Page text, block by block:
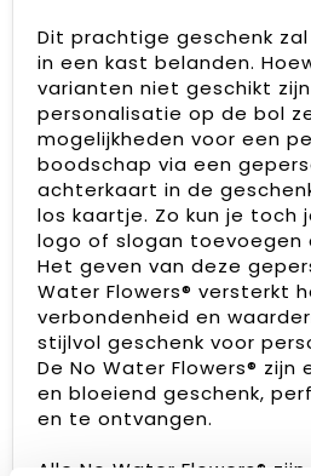
Dit prachtige geschenk
in een kast belanden.
varianten niet geschikt
personalisatie op de bol
mogelijkheden voor een
boodschap via een
achterkaart in de
los kaartje. Zo kun je toch
logo of slogan toevoegen
Het geven van deze
Water Flowers® versterkt
verbondenheid en
stijlvol geschenk voor
De No Water Flowers® zijn
en bloeiend geschenk,
en te ontvangen.
Alle No Water Flowers®